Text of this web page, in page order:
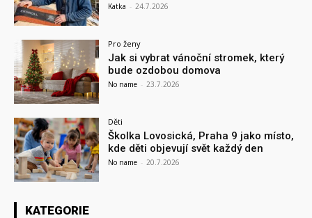
Katka - 24.7.2026
Pro ženy
Jak si vybrat vánoční stromek, který
bude ozdobou domova
No name - 23.7.2026
Děti
Školka Lovosická, Praha 9 jako místo,
kde děti objevují svět každý den
No name - 20.7.2026
KATEGORIE